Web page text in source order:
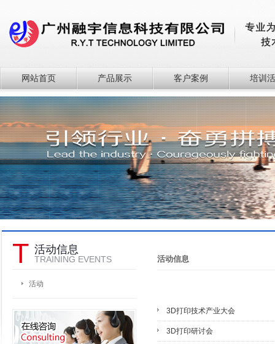
网站首页 产品展示 客户案例 培训
活动信息
T TRAINING EVENTS
活动
活动信息
3D打印技术产业大会
3D打印研讨会